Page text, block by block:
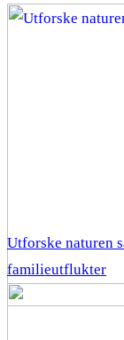
Utforske naturen
familieutflukter